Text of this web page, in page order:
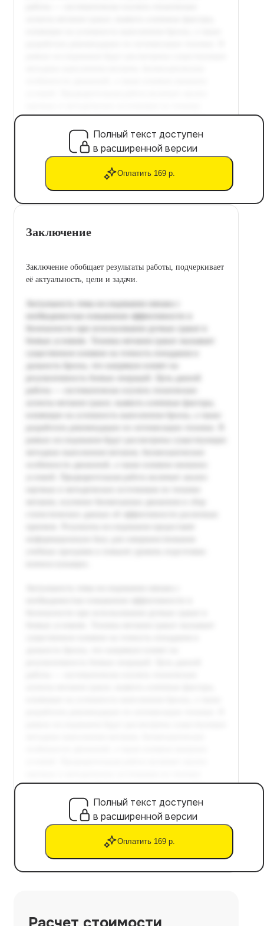
Полный текст доступен
в расширенной версии
Оплатить 169 р.
Заключение
Заключение обобщает результаты работы, подчеркивает
её актуальность, цели и задачи.
Полный текст доступен
в расширенной версии
Оплатить 169 р.